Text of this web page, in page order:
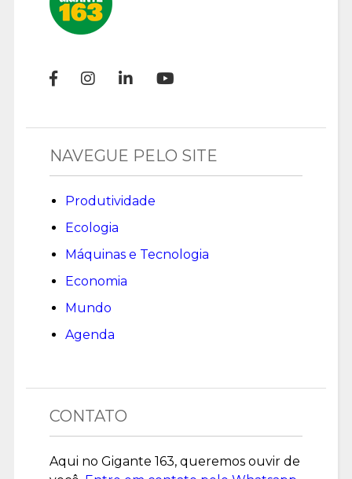
NAVEGUE PELO SITE
Produtividade
Ecologia
Máquinas e Tecnologia
Economia
Mundo
Agenda
CONTATO
Aqui no Gigante 163, queremos ouvir de